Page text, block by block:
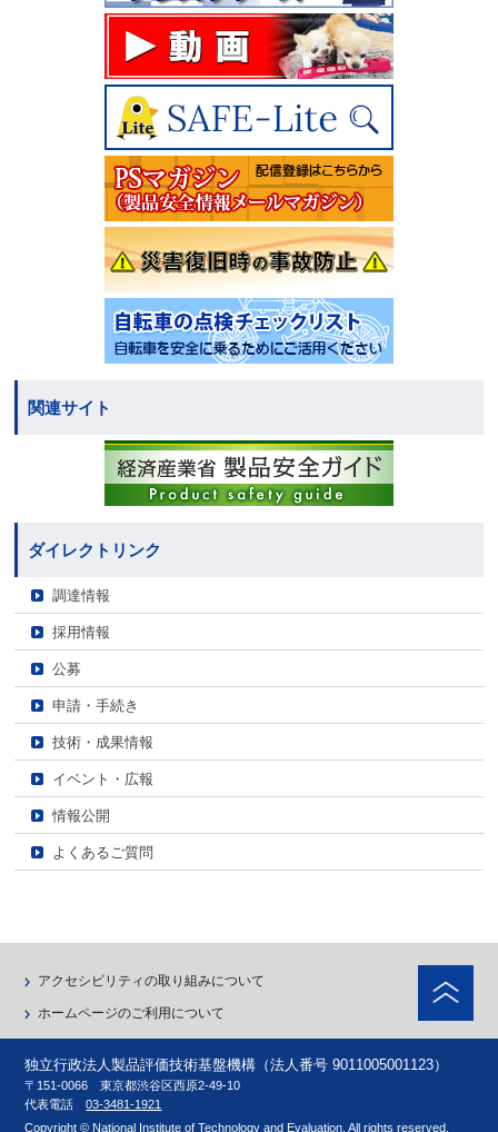
関連サイト
ダイレクトリンク
調達情報
採用情報
公募
申請・手続き
技術・成果情報
イベント・広報
情報公開
よくあるご質問
アクセシビリティの取り組みについて
ホームページのご利用について
独立行政法人製品評価技術基盤機構（法人番号 9011005001123）
〒151-0066 東京都渋谷区西原2-49-10
代表電話03-3481-1921
Copyright © National Institute of Technology and Evaluation. All rights reserved.